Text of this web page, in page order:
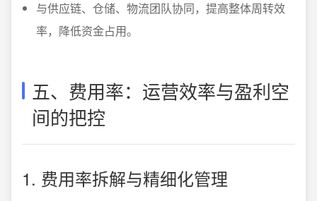
与供应链、仓储、物流团队协同，提高整体周转效
率，降低资金占用。
五、费用率：运营效率与盈利空
间的把控
1. 费用率拆解与精细化管理